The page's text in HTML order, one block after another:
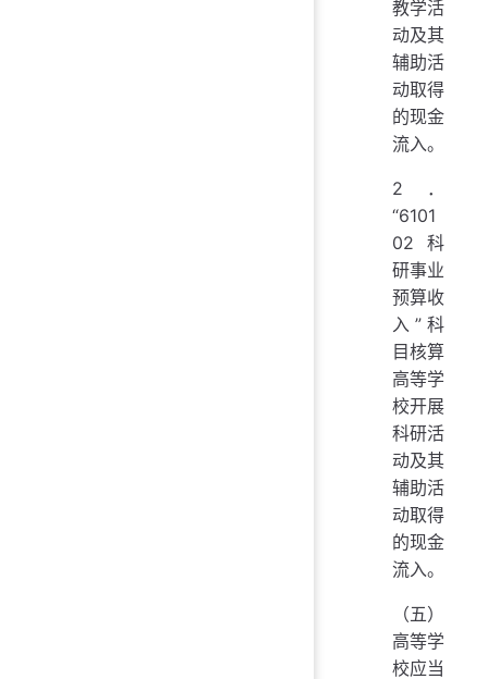
教学活
动及其
辅助活
动取得
的现金
流入。
2．
“6101
02 科
研事业
预算收
入”科
目核算
高等学
校开展
科研活
动及其
辅助活
动取得
的现金
流入。
（五）
高等学
校应当